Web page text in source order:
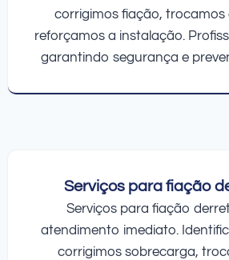
corrigimos fiação, trocamos
reforçamos a instalação.
garantindo segurança e
Serviços para fiação
Serviços para fiação
atendimento imediato.
corrigimos sobrecarga,